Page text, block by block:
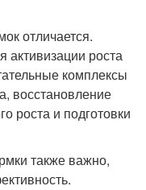
отличается.
активизации роста
комплексы
восстановление
роста и подготовки
также важно,